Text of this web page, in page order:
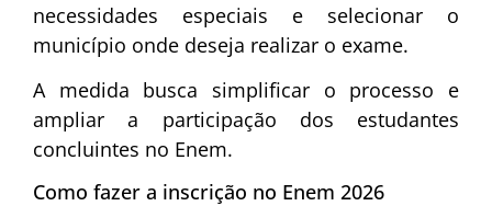
necessidades especiais e selecionar o
município onde deseja realizar o exame.
A medida busca simplificar o processo e
ampliar a participação dos estudantes
concluintes no Enem.
Como fazer a inscrição no Enem 2026